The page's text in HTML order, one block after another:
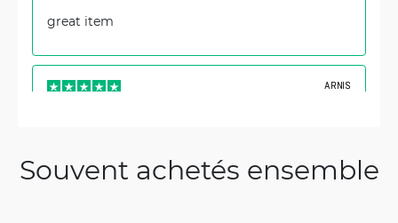
great item
ARNIS
Souvent achetés ensemble